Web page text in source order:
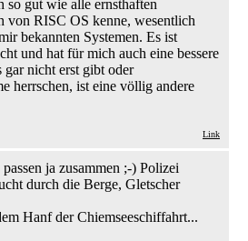
gut wie alle ernsthaften
von RISC OS kenne, wesentlich
bekannten Systemen. Es ist
und hat für mich auch eine bessere
gar nicht erst gibt oder
herrschen, ist eine völlig andere
Link
ja zusammen ;-) Polizei
durch die Berge, Gletscher
Hanf der Chiemseeschiffahrt...